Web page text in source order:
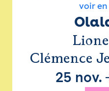
voir
Clémence
25 nov.